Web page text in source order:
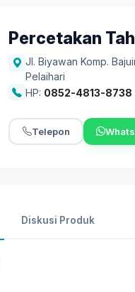
Percetakan
Jl. Biyawan Komp.
Pelaihari
HP: 0852-4813-8738
Telepon
Diskusi Produk